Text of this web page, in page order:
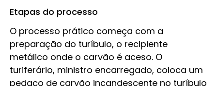
Etapas do processo
O processo prático começa com a
preparação do turíbulo, o recipiente
metálico onde o carvão é aceso. O
turiferário, ministro encarregado, coloca um
pedaço de carvão incandescente no turíbulo